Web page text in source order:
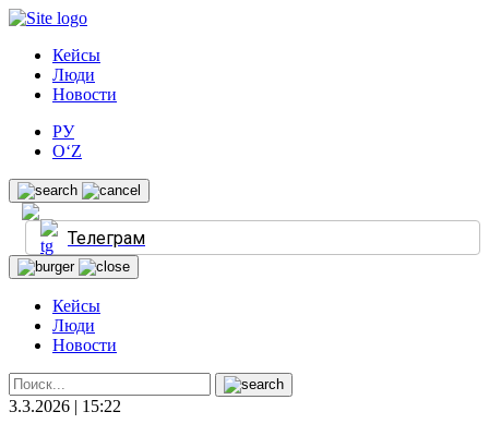
Кейсы
Люди
Новости
РУ
O‘Z
Телеграм
Кейсы
Люди
Новости
3.3.2026 | 15:22